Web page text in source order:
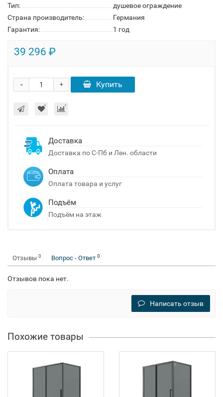
Тип:
душевое ограждение
Страна производитель:
Германия
Гарантия:
1 год
39 296 ₽
+
- Купить
Доставка
Доставка по С-Пб и Лен. области
Оплата
Оплата товара и услуг
Подъём
Подъём на этаж
Отзывы 0 Вопрос - Ответ 0
Отзывов пока нет.
Написать отзыв
Похожие товары